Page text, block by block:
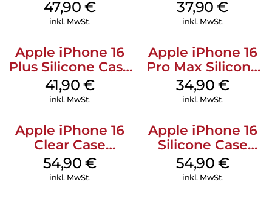
MagSafe Denim
47,90 €
inkl. MwSt.
MagSafe Lake
Green
37,90€
inkl. MwSt.
Apple iPhone 16
Plus Silicone Case
MagSafe Stone
Gray
41,90 €
inkl. MwSt.
Apple iPhone 16
Pro Max Silicone
Case MagSafe
Denim
34,90 €
inkl. MwSt.
Apple iPhone 16
Clear Case
MagSafe
Transparent
54,90 €
inkl. MwSt.
Apple iPhone 16
Silicone Case
MagSafe Black
54,90 €
inkl. MwSt.